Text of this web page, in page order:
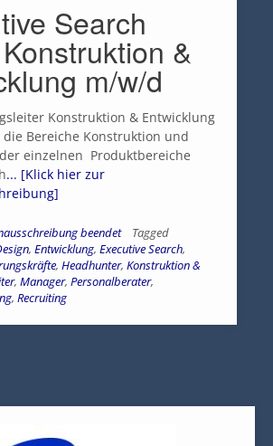
Search
&
m/w/d
Konstruktion & Entwicklung
Bereiche Konstruktion und
einzelnen Produktbereiche
... [Klick hier zur
beendet
Tagged
, Entwicklung, Executive Search,
, Headhunter, Konstruktion &
, Manager, Personalberater,
, Recruiting